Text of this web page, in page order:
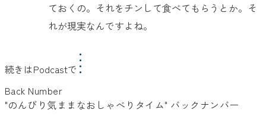
ておくの。それをチンして食べてもらうとか。そ
れが現実なんですよね。
続きはPodcastで
Back Number
"のんびり気ままなおしゃべりタイム" バックナンバー